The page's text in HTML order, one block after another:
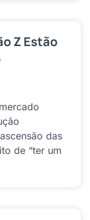
Z Estão
das
de “ter um